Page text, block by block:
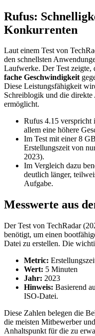
Rufus:
Konkurrenten
Laut einem Test von
den schnellsten
Laufwerke. Der Test zeigte,
fache Geschwindigkeit
Diese Leistungsfähigkeit
Schreiblogik und die
ermöglicht.
Rufus 4.15 verspricht
allem eine höhere
Im Test mit einer 8
Erstellungszeit von
2023).
Im Vergleich dazu
deutlich länger,
Aufgabe.
Messwerte aus
Der Test von TechRadar
benötigt, um einen
Datei zu erstellen. Die
Metric:
Wert: 5 Minuten
Jahr: 2023
Hinweis: Basierend
ISO-Datei.
Diese Zahlen belegen die
die meisten Mitbewerber
Anhaltspunkt für die zu